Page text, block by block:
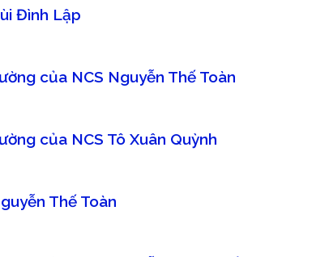
Đình Lập
của NCS Nguyễn Thế Toàn
của NCS Tô Xuân Quỳnh
Thế Toàn